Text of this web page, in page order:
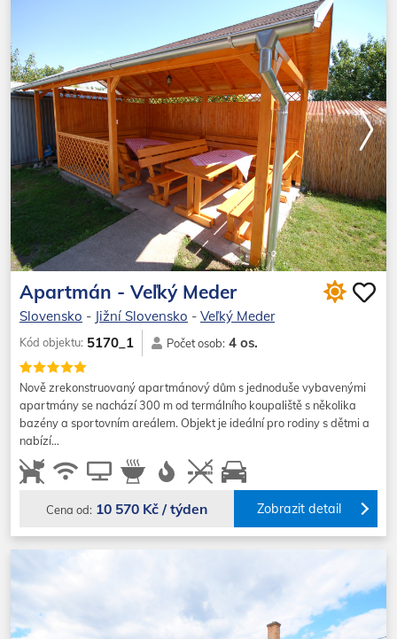
Apartmán - Veľký Meder
Slovensko - Jižní Slovensko - Veľký Meder
Kód objektu: 5170_1 Počet osob: 4 os.
Nově zrekonstruovaný apartmánový dům s jednoduše vybavenými
apartmány se nachází 300 m od termálního koupaliště s několika
bazény a sportovním areálem. Objekt je ideální pro rodiny s dětmi a
nabízí…
Cena od: 10 570 Kč / týden Zobrazit detail